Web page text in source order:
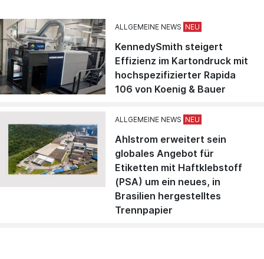
ALLGEMEINE NEWS
KennedySmith steigert
Effizienz im Kartondruck mit
hochspezifizierter Rapida
106 von Koenig & Bauer
ALLGEMEINE NEWS
Ahlstrom erweitert sein
globales Angebot für
Etiketten mit Haftklebstoff
(PSA) um ein neues, in
Brasilien hergestelltes
Trennpapier